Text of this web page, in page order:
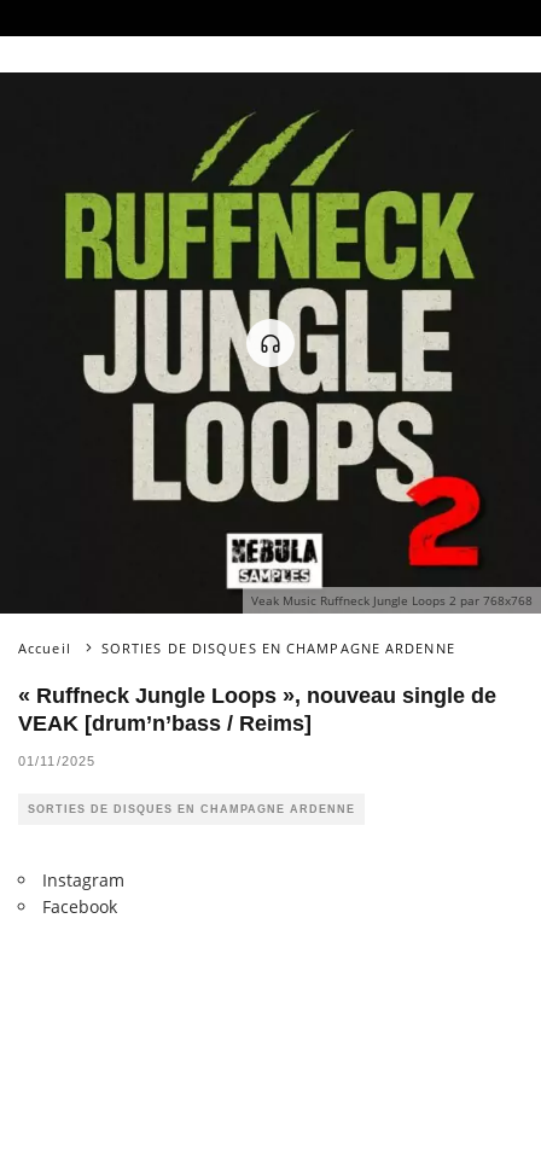
Veak Music Ruffneck Jungle Loops 2 par 768x768
Accueil SORTIES DE DISQUES EN CHAMPAGNE ARDENNE
« Ruffneck Jungle Loops », nouveau single de
VEAK [drum’n’bass / Reims]
01/11/2025
SORTIES DE DISQUES EN CHAMPAGNE ARDENNE
Instagram
Facebook